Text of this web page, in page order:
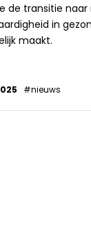
de transitie
in
maakt.
#nieuws